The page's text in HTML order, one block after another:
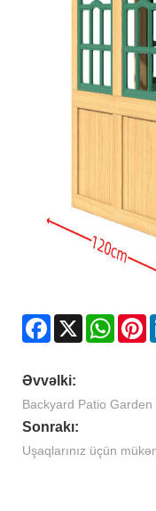
Facebook
X
Əvvəlki:
Backyard Patio Garden
Sonrakı:
Uşaqlarınız üçün